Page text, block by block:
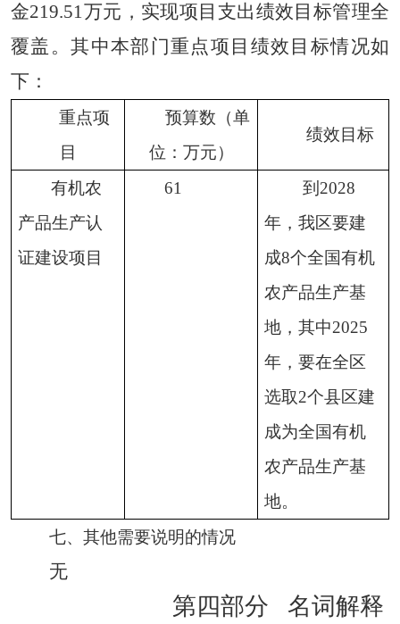
金219.51万元，实现项目支出绩效目标管理全
覆盖。其中本部门重点项目绩效目标情况如
下：
重点项
目
预算数（单
位：万元）
绩效目标
有机农
产品生产认
证建设项目
61
到2028
年，我区要建
成8个全国有机
农产品生产基
地，其中2025
年，要在全区
选取2个县区建
成为全国有机
农产品生产基
地。
七、其他需要说明的情况
无
第四部分 名词解释